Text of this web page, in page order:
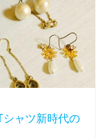
ャツ新時代の